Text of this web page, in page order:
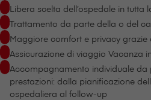
Libera scelta dell’ospedale in tutta
Trattamento da parte della o del
Maggiore comfort e privacy
Assicurazione di viaggio Vacanza
Accompagnamento individuale da
prestazioni: dalla pianificazione
ospedaliera al follow-up